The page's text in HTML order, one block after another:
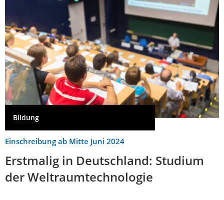
Bildung
Einschreibung ab Mitte Juni 2024
Erstmalig in Deutschland: Studium
der Weltraumtechnologie